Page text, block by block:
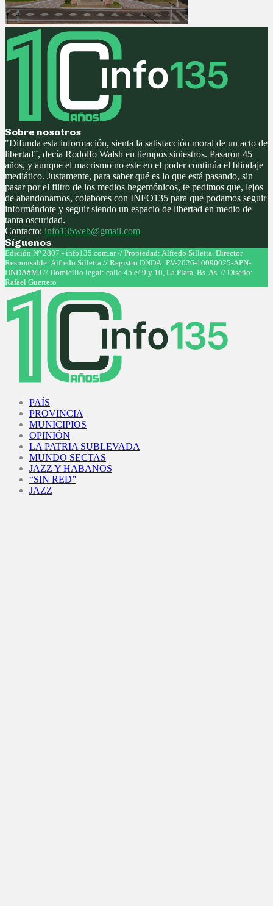
Sobre nosotros
"Difunda esta información, sienta la satisfacción moral de un acto de
libertad”, decía Rodolfo Walsh en tiempos siniestros. Pasaron 45
años, y aunque el macrismo no este en el poder continúa el blindaje
mediático. Justamente, para saber qué es lo que está pasando, sin
pasar por el filtro de los medios hegemónicos, te pedimos que, lejos
de abandonarnos, colabores con INFO135 para que podamos seguir
informándote y seguir siendo un espacio de libertad en medio de
tanta oscuridad.
Contacto: info135web@gmail.com
Síguenos
Facebook
Twitter
Instagram
Youtube
Edición Nº 2807 - info135.com.ar // Propiedad: Alfredo Silletta. Director
Responsable: Alfredo Silletta // Registro DNDA: PV-2026-10090025-APN-
DNDA#MJ // Domicilio legal: calle 45 e/ 9 y 10, La Plata, Bs. As. // Diseño:
Rafael Guerrero
PAÍS
PROVINCIA
MUNICIPIOS
OPINIÓN
LA PATRIA SUBLEVADA
MUNDO SECTAS
JAZZ Y HABANOS
“SIN RED”
JAZZ